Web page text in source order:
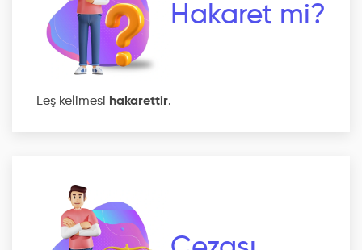
Hakaret mi?
Leş kelimesi hakarettir.